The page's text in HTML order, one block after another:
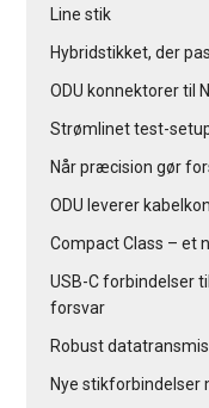
Line stik
Hybridstikket, der
ODU konnektorer til
Strømlinet test-
Når præcision gør
ODU leverer
Compact Class – et
USB-C forbindelser
forsvar
Robust
Nye stikforbindelser